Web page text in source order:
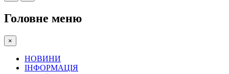
Головне меню
×
НОВИНИ
ІНФОРМАЦІЯ